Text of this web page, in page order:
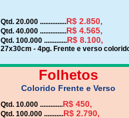
Qtd. 20.000 ...............R$ 2.850,
Qtd. 40.000 ...............R$ 4.565,
Qtd. 100.000 .............R$ 8.100,
27x30cm - 4pg. Frente e verso
Folhetos
Colorido Frente e Verso
Qtd. 10.000 .............R$ 450,
Qtd. 100.000 ...........R$ 2.790,